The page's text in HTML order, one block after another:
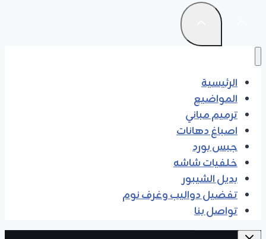
الرئيسية
المواضيع
ترميم مباني
اصباغ دهانات
جبس بورد
خلفيات شاشه
بديل الشيبور
تفضيل دواليب وغرف نوم
تواصل بنا